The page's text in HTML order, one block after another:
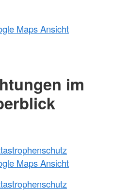
Maps Ansicht
im
Maps Ansicht